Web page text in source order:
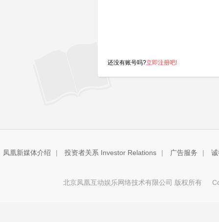
还没有账号吗?立即注册吧!
凤凰新媒体介绍 | 投资者关系 Investor Relations | 广告服务 |
北京凤凰互动娱乐网络技术有限公司 版权所有